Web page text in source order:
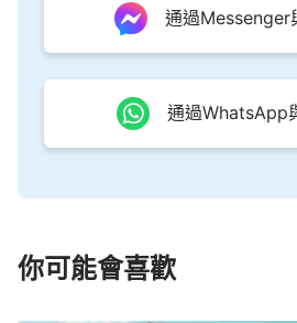
真正的基督、是神道成的肉身
疑惑，但他却永遠地失去了與
地失去了與基督同在的機會，
基督的機會，失去了被基督成
顯現、主耶穌的一番話對多疑
相信神、相信基督的那一天只
通過Messenger
通過WhatsApp
你可能會喜歡